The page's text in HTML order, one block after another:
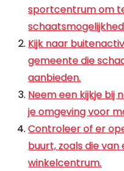
sportcentrum om
Kijk naar
gemeente die
aanbieden.
Neem een kijkje bij
je omgeving voor
Controleer of er
buurt, zoals die van
winkelcentrum.